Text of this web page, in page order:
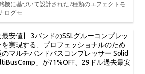
機に基づいて設計された7種類のエフェクトモ
ログモ
最安値】 3バンドのSSLグルーコンプレッ
を実現する、プロフェッショナルのため
のマルチバンドバスコンプレッサー Solid
」が71%OFF、29ドル過去最安